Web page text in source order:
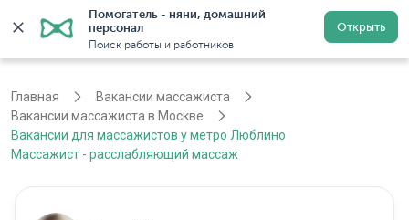
Помогатель - няни, домашний
персонал
Поиск работы и работников
Открыть
Регистрация
Главная
Вакансии массажиста
Вакансии массажиста в Москве
Вакансии для массажистов у метро Люблино
Массажист - расслабляющий массаж